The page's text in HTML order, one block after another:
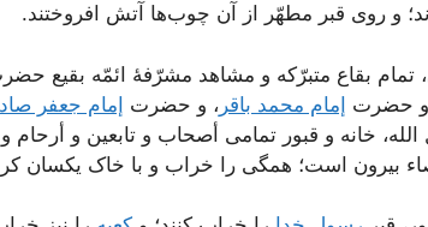
و روى قبر مطهّر از آن چوب‌ها آتش افروختند.
و حضرت إمام محمد باقر ، و حضرت إمام جعفر
خانه و قبور تمامى أصحاب و تابعین و أرحام
بیرون است؛ همگى را خراب و با خاک یکسان